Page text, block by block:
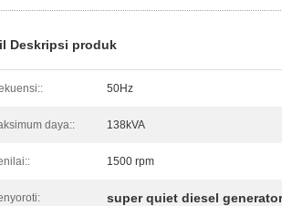
Deskripsi produk
50Hz
daya:: 138kVA
1500 rpm
super quiet diesel